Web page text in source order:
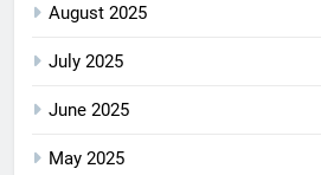
August 2025
July 2025
June 2025
May 2025